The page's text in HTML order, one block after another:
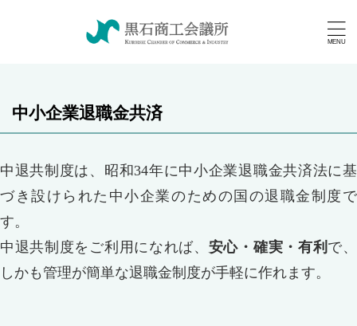
中小企業退職金共済
中退共制度は、昭和34年に中小企業退職金共済法に基
づき設けられた中小企業のための国の退職金制度で
す。
中退共制度をご利用になれば、 安心・確実・有利 で、
しかも管理が簡単な退職金制度が手軽に作れます。